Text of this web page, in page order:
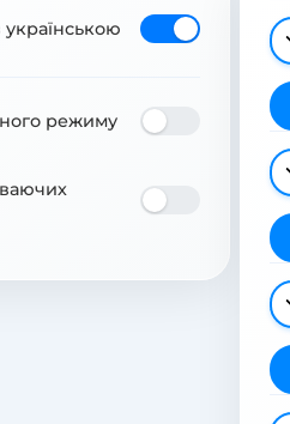
українською
режиму